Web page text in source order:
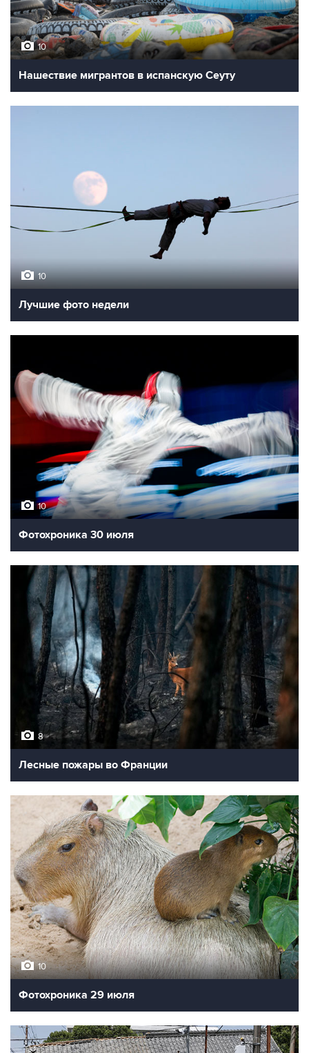
10
Нашествие мигрантов в испанскую Сеуту
10
Лучшие фото недели
10
Фотохроника 30 июля
8
Лесные пожары во Франции
10
Фотохроника 29 июля